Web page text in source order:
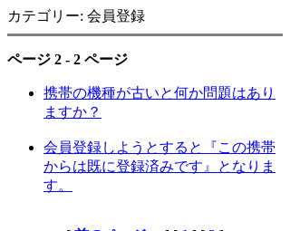
カテゴリー: 会員登録
ページ 2 - 2 ページ
携帯の機種が古いと何か問題はあり
ますか？
会員登録しようとすると『この携帯
からは既に登録済みです』となりま
す。